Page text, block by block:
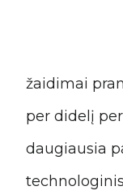
žaidimai
per didelį
daugiausia